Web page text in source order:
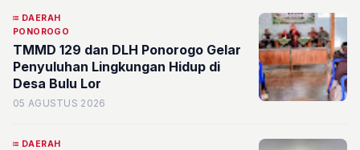
DAERAH
PONOROGO
TMMD 129 dan DLH Ponorogo Gelar
Penyuluhan Lingkungan Hidup di
Desa Bulu Lor
05 AGUSTUS 2026
DAERAH